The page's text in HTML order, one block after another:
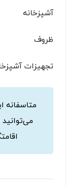
آشپزخانه
ظروف
تجهیزات
متاسفانه